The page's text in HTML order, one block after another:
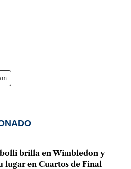
brilla en Wimbledon y
lugar en Cuartos de Final